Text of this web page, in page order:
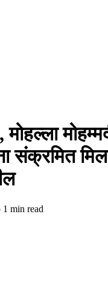
मोहल्ला
संक्रमित
1 min read